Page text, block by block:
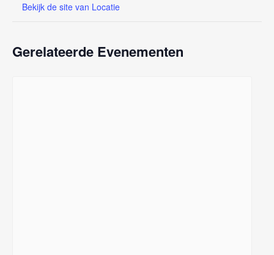
Bekijk de site van Locatie
Gerelateerde Evenementen